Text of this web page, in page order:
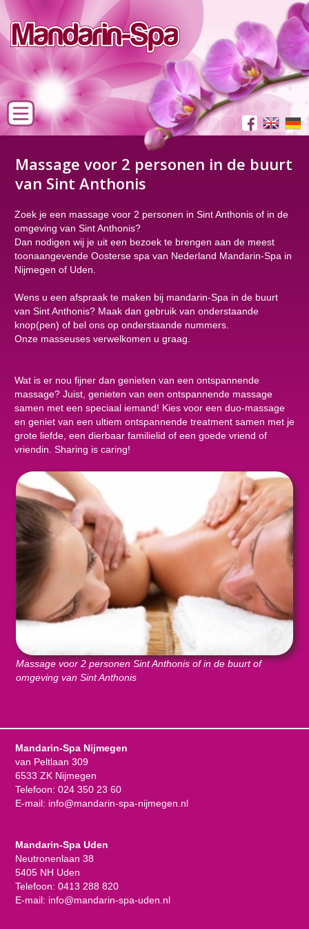
Massage voor 2 personen in de buurt
van Sint Anthonis
Zoek je een massage voor 2 personen in Sint Anthonis of in de
omgeving van Sint Anthonis?
Dan nodigen wij je uit een bezoek te brengen aan de meest
toonaangevende Oosterse spa van Nederland Mandarin-Spa in
Nijmegen of Uden.
Wens u een afspraak te maken bij mandarin-Spa in de buurt
van Sint Anthonis? Maak dan gebruik van onderstaande
knop(pen) of bel ons op onderstaande nummers.
Onze masseuses verwelkomen u graag.
Wat is er nou fijner dan genieten van een ontspannende
massage? Juist, genieten van een ontspannende massage
samen met een speciaal iemand! Kies voor een duo-massage
en geniet van een ultiem ontspannende treatment samen met je
grote liefde, een dierbaar familielid of een goede vriend of
vriendin. Sharing is caring!
Massage voor 2 personen Sint Anthonis of in de buurt of
omgeving van Sint Anthonis
Mandarin-Spa Nijmegen
van Peltlaan 309
6533 ZK Nijmegen
Telefoon: 024 350 23 60
E-mail: info@mandarin-spa-nijmegen.nl
Mandarin-Spa Uden
Neutronenlaan 38
5405 NH Uden
Telefoon: 0413 288 820
E-mail: info@mandarin-spa-uden.nl